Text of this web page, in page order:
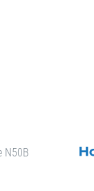
N50B